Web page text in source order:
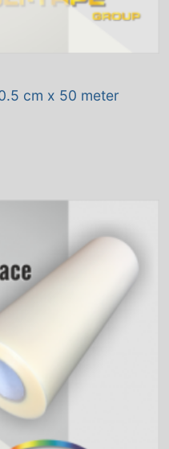
cm x 50 meter